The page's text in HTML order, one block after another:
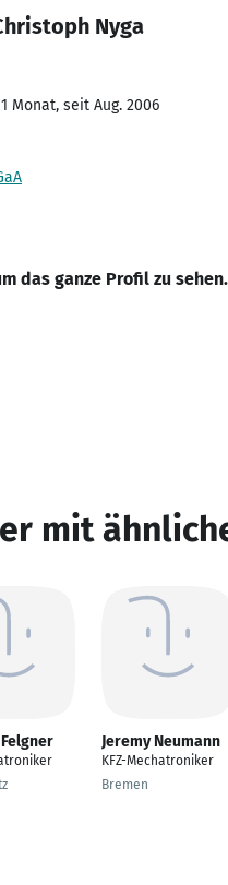
Nyga
Monat, seit Aug. 2006
das ganze Profil zu sehen.
mit
Jeremy Neumann
KFZ-Mechatroniker
Bremen